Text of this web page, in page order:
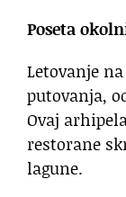
Poseta
Letovanje
putovanja,
Ovaj
restorane
lagune.